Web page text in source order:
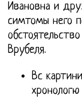
Ивановна и
симтомы него
Врубеля.
Вс
хронологю